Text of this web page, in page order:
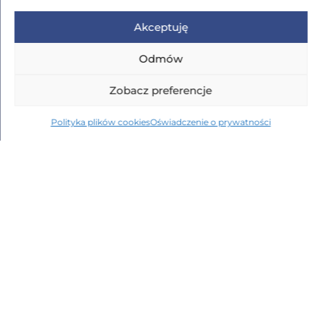
Akceptuję
Odmów
Zobacz preferencje
Polityka plików cookiesOświadczenie o prywatności
02-109 Warszawa
konferencje[at]ibib.waw.pl